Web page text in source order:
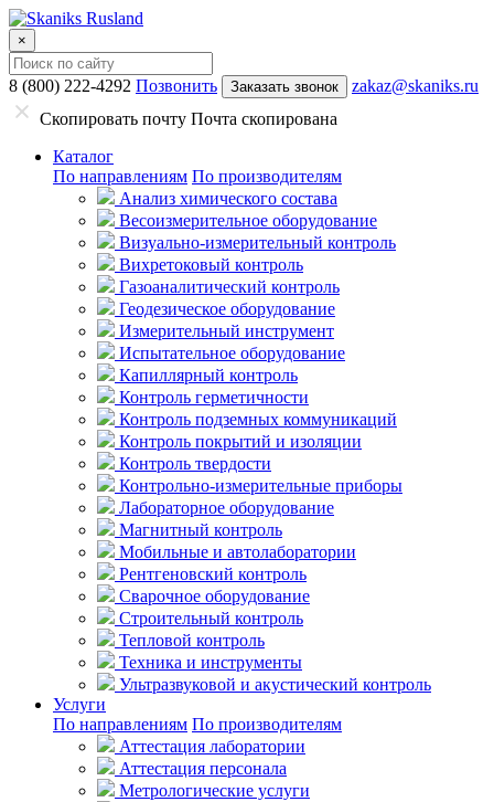
×
8 (800) 222-4292 Позвонить Заказать звонок
zakaz@skaniks.ru
Скопировать почту Почта скопирована
Каталог
По направлениям По производителям
Анализ химического состава
Весоизмерительное оборудование
Визуально-измерительный контроль
Вихретоковый контроль
Газоаналитический контроль
Геодезическое оборудование
Измерительный инструмент
Испытательное оборудование
Капиллярный контроль
Контроль герметичности
Контроль подземных коммуникаций
Контроль покрытий и изоляции
Контроль твердости
Контрольно-измерительные приборы
Лабораторное оборудование
Магнитный контроль
Мобильные и автолаборатории
Рентгеновский контроль
Сварочное оборудование
Строительный контроль
Тепловой контроль
Техника и инструменты
Ультразвуковой и акустический контроль
Услуги
По направлениям По производителям
Аттестация лаборатории
Аттестация персонала
Метрологические услуги